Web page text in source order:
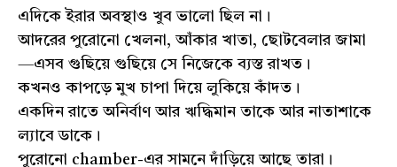
এদিকে ইরার অবস্থাও খুব ভালো ছিল না।
আদরের পুরোনো খেলনা, আঁকার খাতা, ছোটবেলার জামা
—এসব গুছিয়ে গুছিয়ে সে নিজেকে ব্যস্ত রাখত।
কখনও কাপড়ে মুখ চাপা দিয়ে লুকিয়ে কাঁদত।
একদিন রাতে অনির্বাণ আর ঋদ্ধিমান তাকে আর নাতাশাকে
ল্যাবে ডাকে।
পুরোনো chamber-এর সামনে দাঁড়িয়ে আছে তারা।